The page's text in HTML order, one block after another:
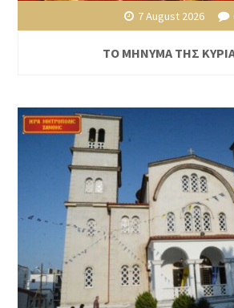
7 August 2026
ΤΟ ΜΗΝΥΜΑ ΤΗΣ